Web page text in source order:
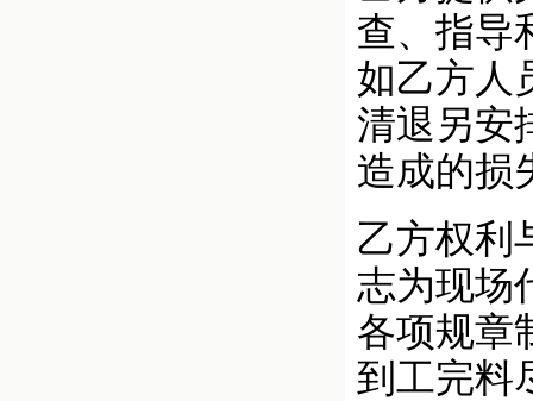
查、指导
如乙方人
清退另安
造成的损
乙方权
志为现场
各项规章
到工完料